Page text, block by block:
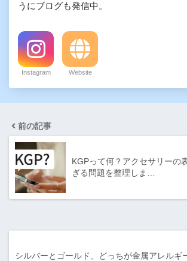
うにブログも発信中。
Instagram Website
前の記事
KGPって何？アクセサリーの
ぎる問題を整理しま…
シルバーとゴールド、どっちが金属アレルギ